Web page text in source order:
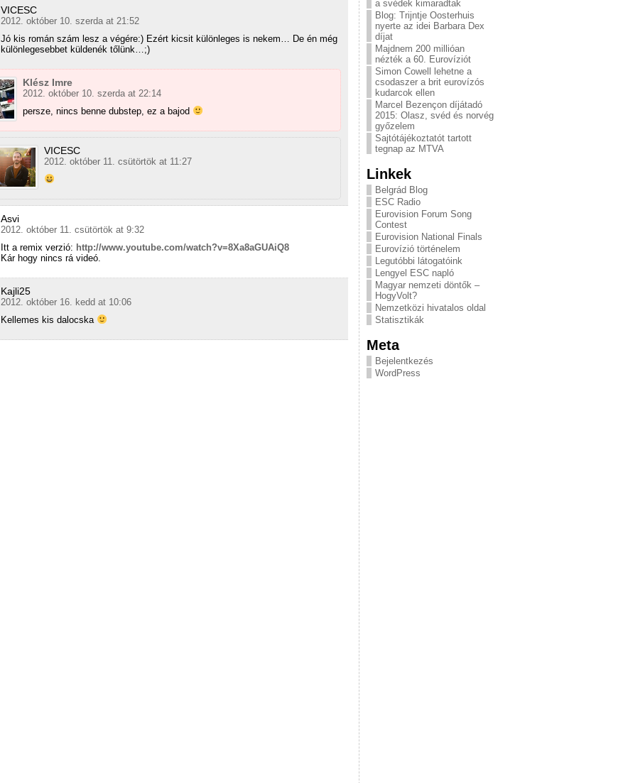
VICESC
2012. október 10. szerda at 21:52
Jó kis román szám lesz a végére:) Ezért kicsit különleges is nekem… De én még
különlegesebbet küldenék tőlünk…;)
Klész Imre
2012. október 10. szerda at 22:14
persze, nincs benne dubstep, ez a bajod
VICESC
2012. október 11. csütörtök at 11:27
Asvi
2012. október 11. csütörtök at 9:32
Itt a remix verzió: http://www.youtube.com/watch?v=8Xa8aGUAiQ8
Kár hogy nincs rá videó.
Kajli25
2012. október 16. kedd at 10:06
Kellemes kis dalocska
a svédek kimaradtak
Blog: Trijntje Oosterhuis
nyerte az idei Barbara Dex
díjat
Majdnem 200 millióan
nézték a 60. Eurovíziót
Simon Cowell lehetne a
csodaszer a brit eurovízós
kudarcok ellen
Marcel Bezençon díjátadó
2015: Olasz, svéd és norvég
győzelem
Sajtótájékoztatót tartott
tegnap az MTVA
Linkek
Belgrád Blog
ESC Radio
Eurovision Forum Song
Contest
Eurovision National Finals
Eurovízió történelem
Legutóbbi látogatóink
Lengyel ESC napló
Magyar nemzeti döntők –
HogyVolt?
Nemzetközi hivatalos oldal
Statisztikák
Meta
Bejelentkezés
WordPress